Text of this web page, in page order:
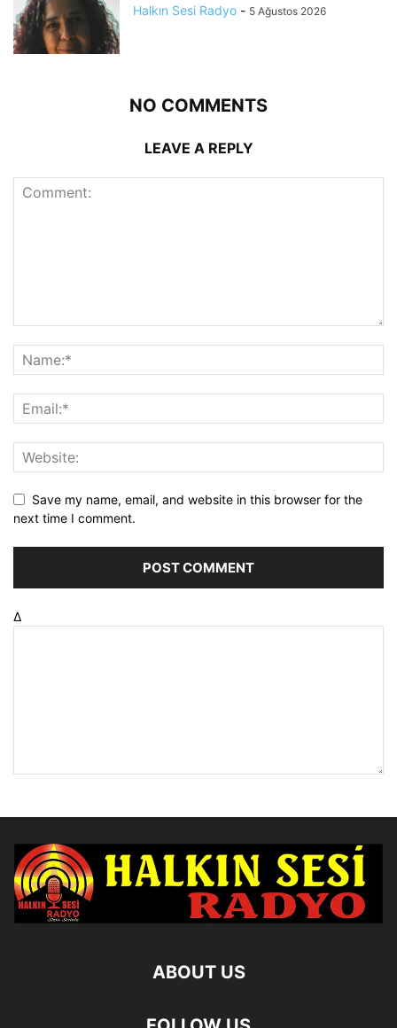
Halkın Sesi Radyo - 5 Ağustos 2026
NO COMMENTS
LEAVE A REPLY
Save my name, email, and website in this browser for the
next time I comment.
Δ
ABOUT US